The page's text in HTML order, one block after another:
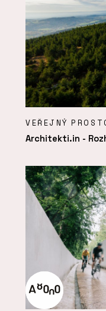
VEŘEJNÝ
Architekti.in -